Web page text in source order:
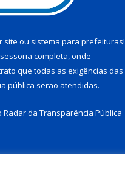
site ou sistema para prefeituras!
completa, onde
que todas as exigências das
pública serão atendidas.
Radar da Transparência Pública